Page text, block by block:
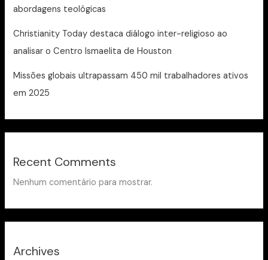
abordagens teológicas
Christianity Today destaca diálogo inter-religioso ao
analisar o Centro Ismaelita de Houston
Missões globais ultrapassam 450 mil trabalhadores ativos
em 2025
Recent Comments
Nenhum comentário para mostrar.
Archives